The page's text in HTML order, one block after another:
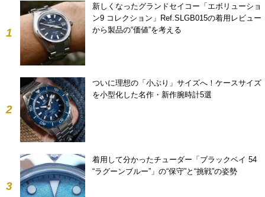
1
新しくなったグランドセイコー「エボリューショ
ン9 コレクション」Ref.SLGB015の着用レビュー
から製品の“価値”を考える
2
ついに理想の「小ぶり」サイズへ！ケースサイズ
を小型化した名作・新作腕時計5選
3
着用して分かったチューダー「ブラックベイ 54
“ラグーンブルー”」の“保守”と“挑戦”の姿勢